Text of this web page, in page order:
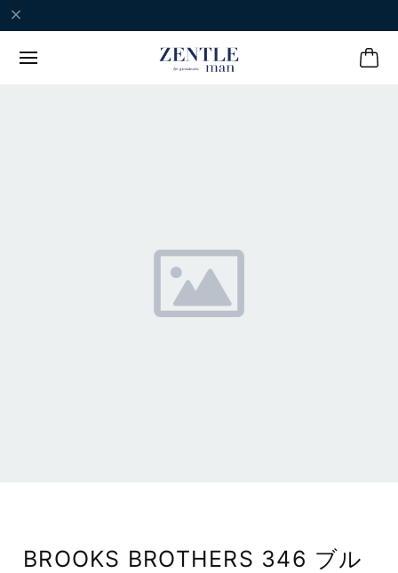
BROOKS BROTHERS 346 ブル